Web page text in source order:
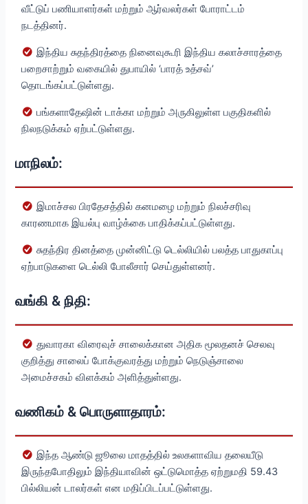
வீட்டுப் பணியாளர்கள் மற்றும் ஆர்வலர்கள் போராட்டம்
நடத்தினர்.
இந்திய சுதந்திரத்தை நினைவுகூரி இந்திய கலாச்சாரத்தை
பறைசாற்றும் வகையில் துபாயில் ‘பாரத் உத்சவ்’
தொடங்கப்பட்டுள்ளது.
பங்களாதேஷின் டாக்கா மற்றும் அருகிலுள்ள பகுதிகளில்
நிலநடுக்கம் ஏற்பட்டுள்ளது.
மாநிலம்:
இமாச்சல பிரதேசத்தில் கனமழை மற்றும் நிலச்சரிவு
காரணமாக இயல்பு வாழ்க்கை பாதிக்கப்பட்டுள்ளது.
சுதந்திர தினத்தை முன்னிட்டு டெல்லியில் பலத்த பாதுகாப்பு
ஏற்பாடுகளை டெல்லி போலீசார் செய்துள்ளனர்.
வங்கி & நிதி:
துவாரகா விரைவுச் சாலைக்கான அதிக மூலதனச் செலவு
குறித்து சாலைப் போக்குவரத்து மற்றும் நெடுஞ்சாலை
அமைச்சகம் விளக்கம் அளித்துள்ளது.
வணிகம் & பொருளாதாரம்:
இந்த ஆண்டு ஜூலை மாதத்தில் உலகளாவிய தலையீடு
இருந்தபோதிலும் இந்தியாவின் ஒட்டுமொத்த ஏற்றுமதி 59.43
பில்லியன் டாலர்கள் என மதிப்பிடப்பட்டுள்ளது.